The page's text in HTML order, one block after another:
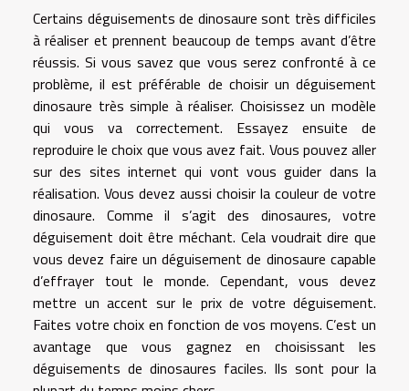
Certains déguisements de dinosaure sont très difficiles
à réaliser et prennent beaucoup de temps avant d’être
réussis. Si vous savez que vous serez confronté à ce
problème, il est préférable de choisir un déguisement
dinosaure très simple à réaliser. Choisissez un modèle
qui vous va correctement. Essayez ensuite de
reproduire le choix que vous avez fait. Vous pouvez aller
sur des sites internet qui vont vous guider dans la
réalisation. Vous devez aussi choisir la couleur de votre
dinosaure. Comme il s’agit des dinosaures, votre
déguisement doit être méchant. Cela voudrait dire que
vous devez faire un déguisement de dinosaure capable
d’effrayer tout le monde. Cependant, vous devez
mettre un accent sur le prix de votre déguisement.
Faites votre choix en fonction de vos moyens. C’est un
avantage que vous gagnez en choisissant les
déguisements de dinosaures faciles. Ils sont pour la